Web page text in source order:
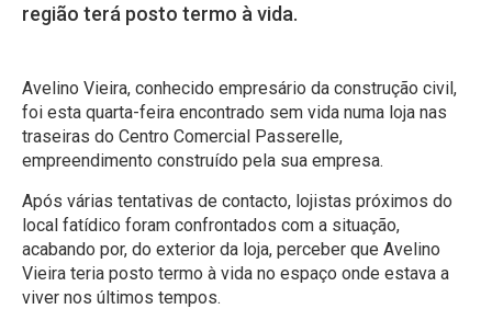
região terá posto termo à vida.
Avelino Vieira, conhecido empresário da construção civil,
foi esta quarta-feira encontrado sem vida numa loja nas
traseiras do Centro Comercial Passerelle,
empreendimento construído pela sua empresa.
Após várias tentativas de contacto, lojistas próximos do
local fatídico foram confrontados com a situação,
acabando por, do exterior da loja, perceber que Avelino
Vieira teria posto termo à vida no espaço onde estava a
viver nos últimos tempos.